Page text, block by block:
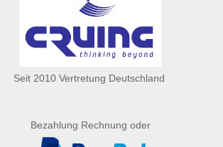
Seit 2010 Vertretung Deutschland
Bezahlung Rechnung oder